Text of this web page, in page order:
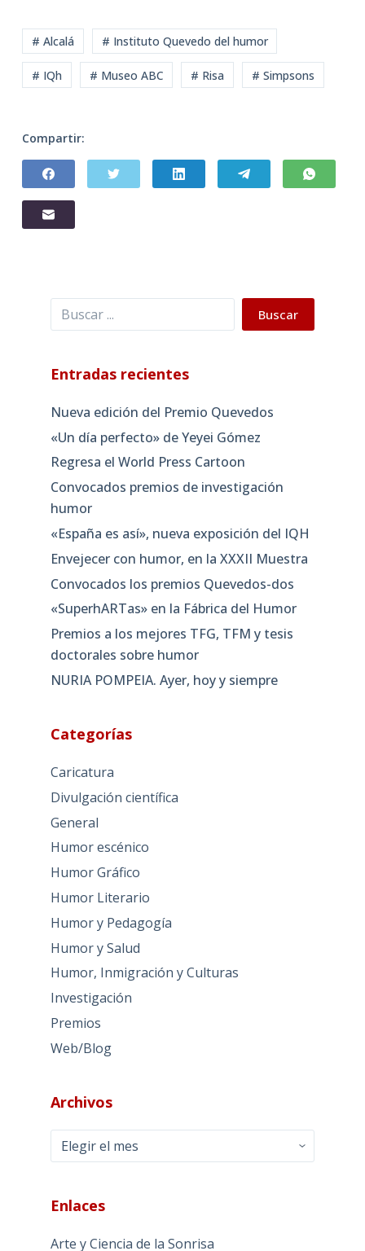
# Alcalá # Instituto Quevedo del humor
# IQh # Museo ABC # Risa # Simpsons
Compartir:
Buscar Buscar
Entradas recientes
Nueva edición del Premio Quevedos
«Un día perfecto» de Yeyei Gómez
Regresa el World Press Cartoon
Convocados premios de investigación
humor
«España es así», nueva exposición del IQH
Envejecer con humor, en la XXXII Muestra
Convocados los premios Quevedos-dos
«SuperhARTas» en la Fábrica del Humor
Premios a los mejores TFG, TFM y tesis
doctorales sobre humor
NURIA POMPEIA. Ayer, hoy y siempre
Categorías
Caricatura
Divulgación científica
General
Humor escénico
Humor Gráfico
Humor Literario
Humor y Pedagogía
Humor y Salud
Humor, Inmigración y Culturas
Investigación
Premios
Web/Blog
Archivos
Archivos
Enlaces
Arte y Ciencia de la Sonrisa